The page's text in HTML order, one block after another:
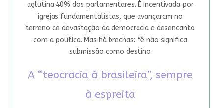
aglutina 40% dos parlamentares. É incentivada por
igrejas fundamentalistas, que avançaram no
terreno de devastação da democracia e desencanto
com a política. Mas há brechas: fé não significa
submissão como destino
A “teocracia à brasileira”, sempre
à espreita